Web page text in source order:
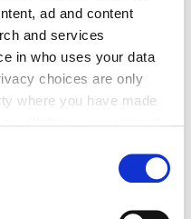
ad and content
and services
in who uses your data
choices are only
where you have made
Bike, ab 1.336,13 Euro für die
vor allem private
Bedarffür
den klassischen
großen
offeriert. Für diese